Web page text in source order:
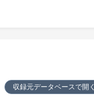
収録元データベースで開く